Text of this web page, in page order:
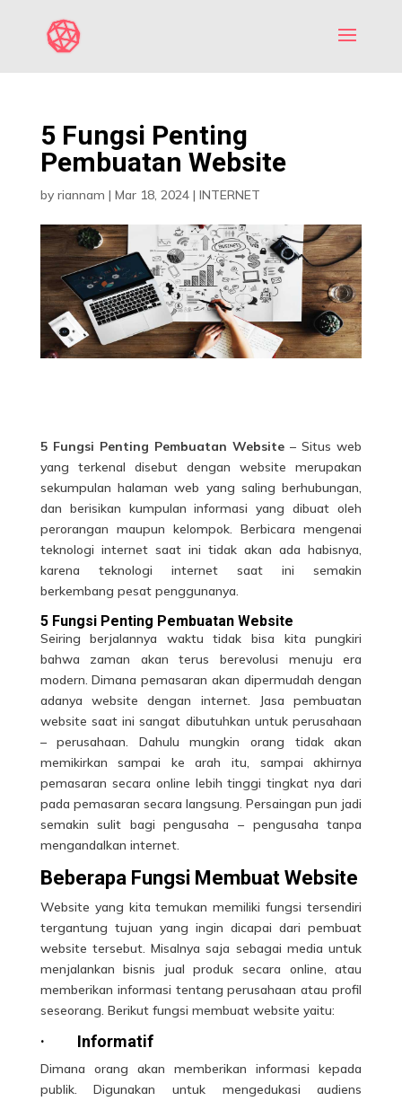
5 Fungsi Penting
Pembuatan Website
by riannam | Mar 18, 2024| INTERNET
5 Fungsi Penting Pembuatan Website – Situs web
yang terkenal disebut dengan website merupakan
sekumpulan halaman web yang saling berhubungan,
dan berisikan kumpulan informasi yang dibuat oleh
perorangan maupun kelompok. Berbicara mengenai
teknologi internet saat ini tidak akan ada habisnya,
karena teknologi internet saat ini semakin
berkembang pesat penggunanya.
5 Fungsi Penting Pembuatan Website
Seiring berjalannya waktu tidak bisa kita pungkiri
bahwa zaman akan terus berevolusi menuju era
modern. Dimana pemasaran akan dipermudah dengan
adanya website dengan internet. Jasa pembuatan
website saat ini sangat dibutuhkan untuk perusahaan
– perusahaan. Dahulu mungkin orang tidak akan
memikirkan sampai ke arah itu, sampai akhirnya
pemasaran secara online lebih tinggi tingkat nya dari
pada pemasaran secara langsung. Persaingan pun jadi
semakin sulit bagi pengusaha – pengusaha tanpa
mengandalkan internet.
Beberapa Fungsi Membuat Website
Website yang kita temukan memilikifungsi tersendiri
tergantung tujuan yang ingin dicapai dari pembuat
website tersebut. Misalnya saja sebagai media untuk
menjalankan bisnis jual produk secara online, atau
memberikan informasi tentang perusahaan atau profil
seseorang. Berikut fungsi membuat website yaitu:
· Informatif
Dimana orang akan memberikan informasi kepada
publik. Digunakan untuk mengedukasi audiens